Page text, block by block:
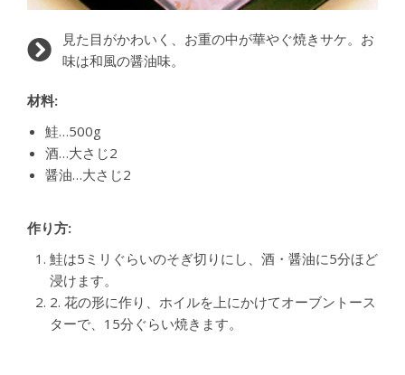
見た目がかわいく、お重の中が華やぐ焼きサケ。お
味は和風の醤油味。
材料:
鮭…500g
酒…大さじ2
醤油…大さじ2
作り方:
鮭は5ミリぐらいのそぎ切りにし、酒・醤油に5分ほど
浸けます。
2. 花の形に作り、ホイルを上にかけてオーブントース
ターで、15分ぐらい焼きます。